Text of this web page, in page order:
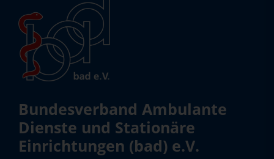
Bundesverband Ambulante
Dienste und Stationäre
Einrichtungen (bad) e.V.